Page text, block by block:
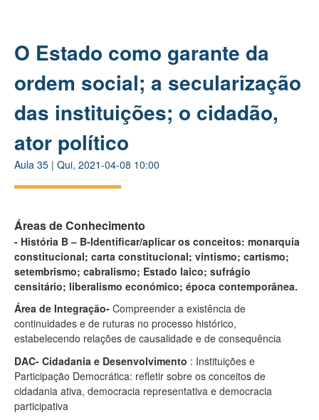
O Estado como garante da
ordem social; a secularização
das instituições; o cidadão,
ator político
Aula 35 | Qui, 2021-04-08 10:00
Áreas de Conhecimento
- História B – B-Identificar/aplicar os conceitos: monarquia
constitucional; carta constitucional; vintismo; cartismo;
setembrismo; cabralismo; Estado laico; sufrágio
censitário; liberalismo económico; época contemporânea.
Área de Integração- Compreender a existência de
continuidades e de ruturas no processo histórico,
estabelecendo relações de causalidade e de consequência
DAC- Cidadania e Desenvolvimento : Instituições e
Participação Democrática: refletir sobre os conceitos de
cidadania ativa, democracia representativa e democracia
participativa